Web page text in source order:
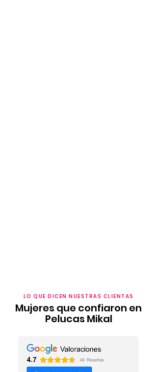
LO QUE DICEN NUESTRAS CLIENTAS
Mujeres que confiaron en
Pelucas Mikal